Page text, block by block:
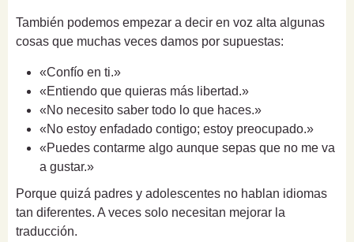
También podemos empezar a decir en voz alta algunas
cosas que muchas veces damos por supuestas:
«Confío en ti.»
«Entiendo que quieras más libertad.»
«No necesito saber todo lo que haces.»
«No estoy enfadado contigo; estoy preocupado.»
«Puedes contarme algo aunque sepas que no me va
a gustar.»
Porque quizá padres y adolescentes no hablan idiomas
tan diferentes. A veces solo necesitan mejorar la
traducción.